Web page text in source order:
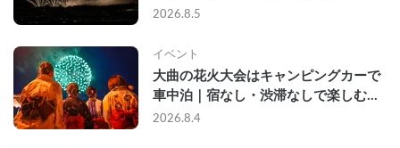
ピングカーで行った2組の記録
2026.8.5
イベント
大曲の花火大会はキャンピングカーで
車中泊｜宿なし・渋滞なしで楽しむ
2026年完全ガイド
2026.8.4